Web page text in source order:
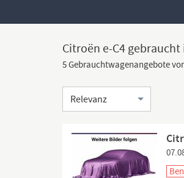
Citroën e-C4
5 Gebrauchtwagenangebote
Sortierung